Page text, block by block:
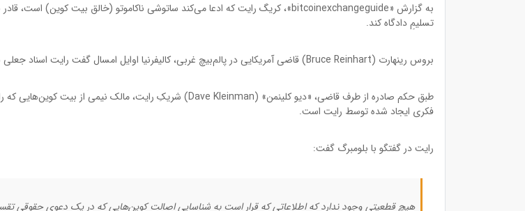
تسلیمِ دادگاه کند.
بروس رینهارت (Bruce Reinhart) قاضی آمریکایی در پالم‌بیچ غربی، کالیفرنیا اوایل امسال گفت رایت اسناد جعلی به دادگاه ارائه داده است و در یک دعوی حقوقی دروغ گفته است.
فکری ایجاد شده توسط رایت است.
رایت در گفتگو با بلومبرگ گفت:
هیچ قطعیتی وجود ندارد که اطلاعاتی که قرار است به شناسایی اصالت کوین‌هایی که در یک دعوی حقوقی